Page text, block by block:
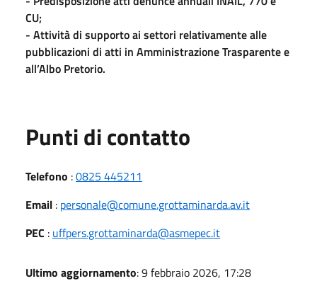
CU;
- Attività di supporto ai settori relativamente alle
pubblicazioni di atti in Amministrazione Trasparente e
all’Albo Pretorio.
Punti di contatto
Telefono :0825 445211
Email : personale@comune.grottaminarda.av.it
PEC : uffpers.grottaminarda@asmepec.it
Ultimo aggiornamento: 9 febbraio 2026, 17:28